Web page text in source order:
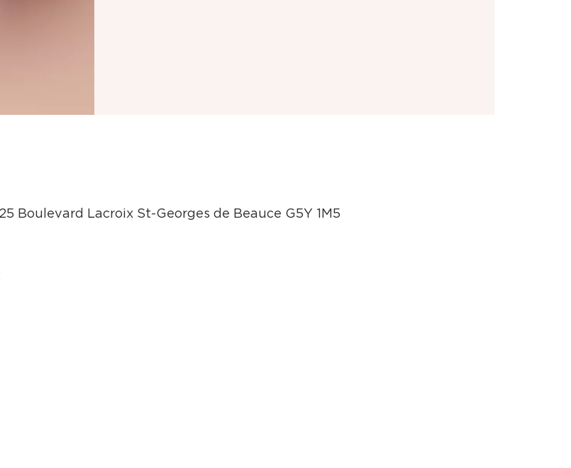
Boulevard Lacroix St-Georges de Beauce G5Y 1M5